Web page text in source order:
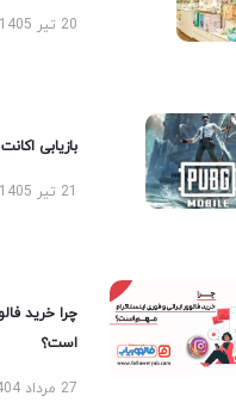
20 تیر 1405
بازیابی
چرا خرید
است؟
27 مرداد 1404